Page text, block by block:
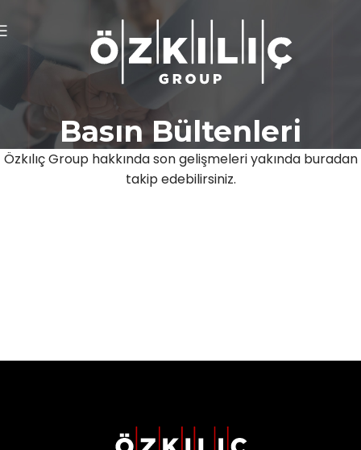
Basın Bültenleri
Özkılıç Group hakkında son gelişmeleri yakında buradan
takip edebilirsiniz.